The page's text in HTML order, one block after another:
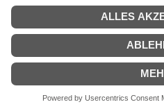
Copyright ©
Informationen zur Echtheit der